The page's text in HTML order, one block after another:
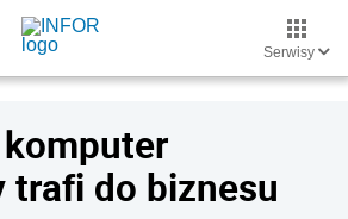
Serwisy
trafi do biznesu